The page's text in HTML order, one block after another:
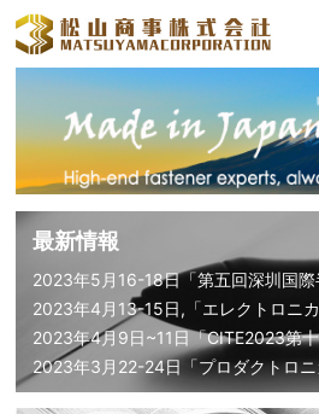
最新情報
2023年4月13-15日,「エレクトロニ
2023年3月22-24日「プロダクトロ